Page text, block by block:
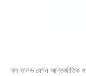
বল ভালভ যেমন আন্তর্জাতিক